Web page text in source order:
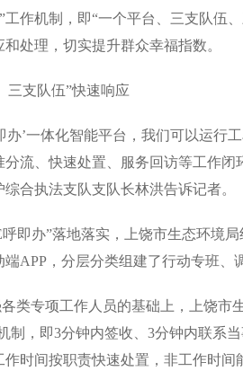
工作机制，即“一个平台、三支队伍
处理，切实提升群众幸福指数。
支队伍”快速响应
’一体化智能平台，我们可以运行
分流、快速处置、服务回访等工作
合执法支队支队长林洪告诉记者。
办”落地落实，上饶市生态环境局
APP，分层分类组建了行动专班、
专项工作人员的基础上，上饶市
制，即3分钟内签收、3分钟内联系
时间按职责快速处置，非工作时间